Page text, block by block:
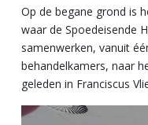
Op de begane grond is
waar de Spoedeisende
samenwerken, vanuit
behandelkamers, naar
geleden in Franciscus